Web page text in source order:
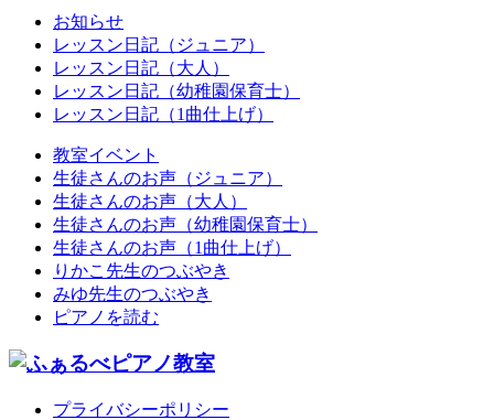
お知らせ
レッスン日記（ジュニア）
レッスン日記（大人）
レッスン日記（幼稚園保育士）
レッスン日記（1曲仕上げ）
教室イベント
生徒さんのお声（ジュニア）
生徒さんのお声（大人）
生徒さんのお声（幼稚園保育士）
生徒さんのお声（1曲仕上げ）
りかこ先生のつぶやき
みゆ先生のつぶやき
ピアノを読む
プライバシーポリシー